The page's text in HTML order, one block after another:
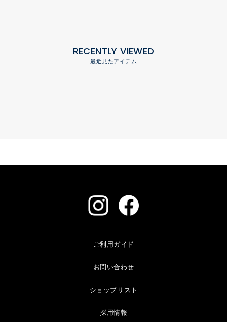
RECENTLY VIEWED
最近見たアイテム
ご利用ガイド
お問い合わせ
ショップリスト
採用情報